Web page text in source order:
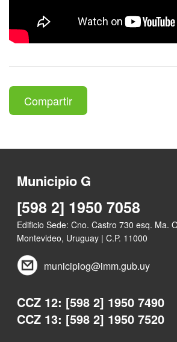
Compartir
Municipio G
[598 2] 1950 7058
Edificio Sede: Cno. Castro 730 esq. Ma.
Montevideo, Uruguay | C.P. 11000
municipiog@imm.gub.uy
CCZ 12: [598 2] 1950 7490
CCZ 13: [598 2] 1950 7520